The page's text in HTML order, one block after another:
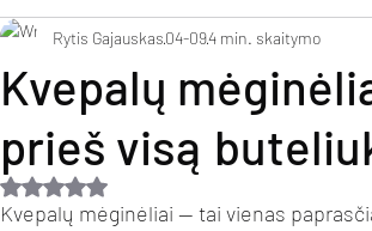
Kvepalų
prieš visą
Rytis Gajauskas04-094 min. skaitymo
Įvertinta NaN iš 5 žvaigždučių.
Kvepalų mėginėliai — tai vienas